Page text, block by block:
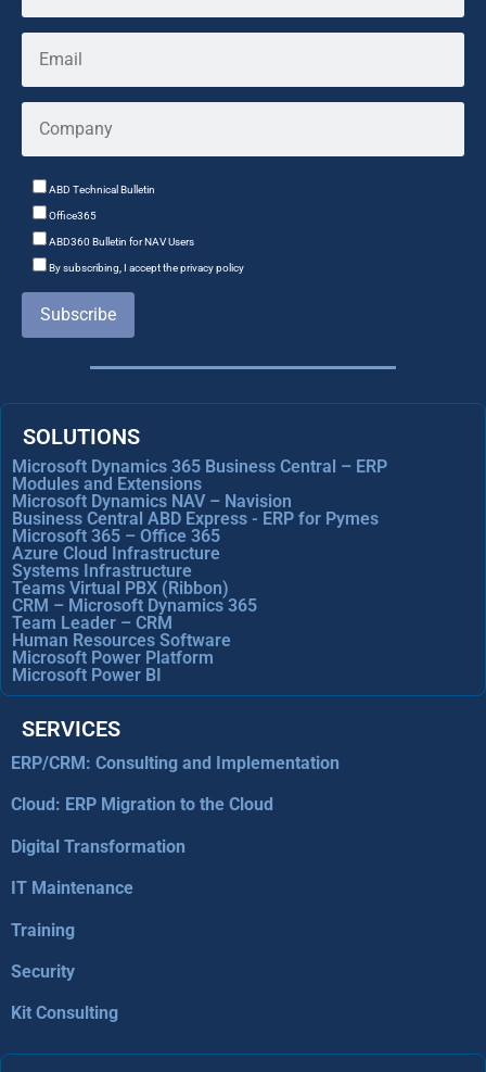
ABD Technical Bulletin
Office365
ABD360 Bulletin for NAV Users
By subscribing, I accept the privacy policy
Subscribe
SOLUTIONS
Microsoft Dynamics 365 Business Central – ERP
Modules and Extensions
Microsoft Dynamics NAV – Navision
Business Central ABD Express - ERP for Pymes
Microsoft 365 – Office 365
Azure Cloud Infrastructure
Systems Infrastructure
Teams Virtual PBX (Ribbon)
CRM – Microsoft Dynamics 365
Team Leader – CRM
Human Resources Software
Microsoft Power Platform
Microsoft Power BI
SERVICES
ERP/CRM: Consulting and Implementation
Cloud: ERP Migration to the Cloud
Digital Transformation
IT Maintenance
Training
Security
Kit Consulting